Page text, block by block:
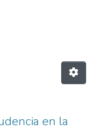
en la